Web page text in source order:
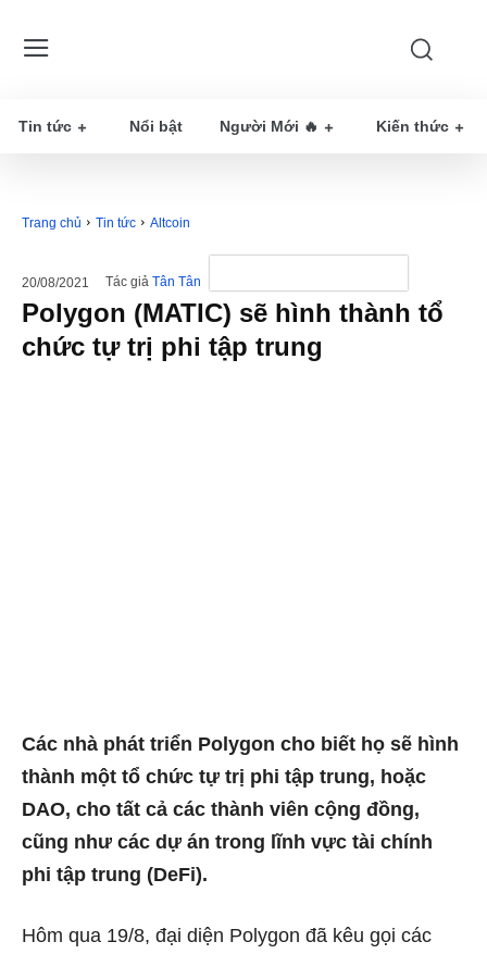
Tin tức Nổi bật Người Mới 🔥 Kiến thức
Trang chủ Tin tức Altcoin
20/08/2021 Tác giả Tân Tân
Polygon (MATIC) sẽ hình thành tổ
chức tự trị phi tập trung
Các nhà phát triển Polygon cho biết họ sẽ hình
thành một tổ chức tự trị phi tập trung, hoặc
DAO, cho tất cả các thành viên cộng đồng,
cũng như các dự án trong lĩnh vực tài chính
phi tập trung (DeFi).
Hôm qua 19/8, đại diện Polygon đã kêu gọi các